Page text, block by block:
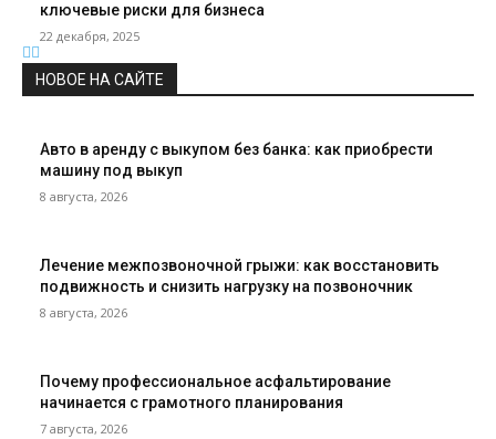
ключевые риски для бизнеса
22 декабря, 2025
НОВОЕ НА САЙТЕ
Авто в аренду с выкупом без банка: как приобрести
машину под выкуп
8 августа, 2026
Лечение межпозвоночной грыжи: как восстановить
подвижность и снизить нагрузку на позвоночник
8 августа, 2026
Почему профессиональное асфальтирование
начинается с грамотного планирования
7 августа, 2026